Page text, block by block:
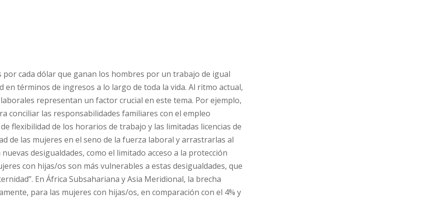
cada dólar que ganan los hombres por un trabajo de igual
en términos de ingresos a lo largo de toda la vida. Al ritmo actual,
representan un factor crucial en este tema. Por ejemplo,
conciliar las responsabilidades familiares con el empleo
flexibilidad de los horarios de trabajo y las limitadas licencias de
de las mujeres en el seno de la fuerza laboral y arrastrarlas al
desigualdades, como el limitado acceso a la protección
con hijas/os son más vulnerables a estas desigualdades, que
En África Subsahariana y Asia Meridional, la brecha
para las mujeres con hijas/os, en comparación con el 4% y